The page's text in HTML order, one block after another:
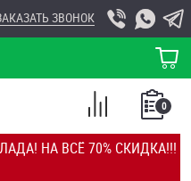
НА ВСЁ 70% СКИДКА!!!
ЗВОНОК
КОРЗИНА
0
СПИСОК
СРАВНЕНИЕ